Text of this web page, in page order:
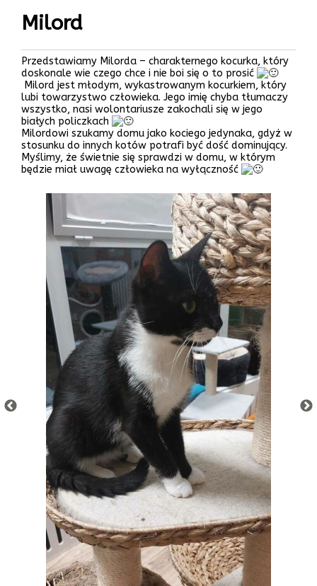
Milord
Przedstawiamy Milorda – charakternego kocurka, który
doskonale wie czego chce i nie boi się o to prosić
Milord jest młodym, wykastrowanym kocurkiem, który
lubi towarzystwo człowieka. Jego imię chyba tłumaczy
wszystko, nasi wolontariusze zakochali się w jego
białych policzkach
Milordowi szukamy domu jako kociego jedynaka, gdyż w
stosunku do innych kotów potrafi być dość dominujący.
Myślimy, że świetnie się sprawdzi w domu, w którym
będzie miał uwagę człowieka na wyłączność